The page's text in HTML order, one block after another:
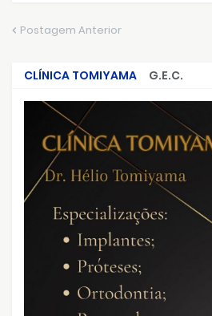
Postagem Anterior
CLÍNICA TOMIYAMA
G.E.C.
CRIMES QUE ABALARAM O BRASIL